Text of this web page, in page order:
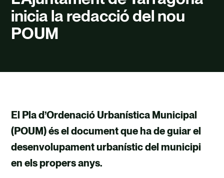
TALENT
CONTACTE
inicia la redacció del nou
POUM
El Pla d’Ordenació Urbanística Municipal
(POUM) és el document que ha de guiar el
desenvolupament urbanístic del municipi
en els propers anys.